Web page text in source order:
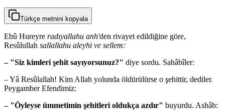
Türkçe metnini kopyala
Ebû Hureyre radıyallahu anh'den rivayet edildiğine göre,
Resûlullah sallallahu aleyhi ve sellem:
– "Siz kimleri şehit sayıyorsunuz?" diye sordu. Sahâbîler:
– Yâ Resûlallah! Kim Allah yolunda öldürülürse o şehittir, dediler.
Peygamber Efendimiz:
– "Öyleyse ümmetimin şehitleri oldukça azdır" buyurdu. Ashâb: